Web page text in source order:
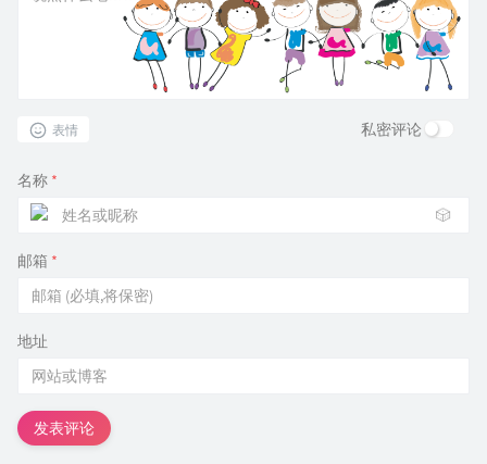
表情 私密评论
名称 *
🎲
邮箱 *
地址
发表评论